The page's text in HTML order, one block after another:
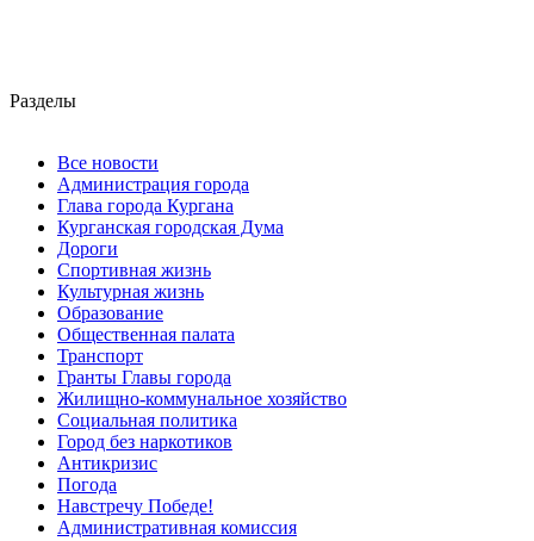
Разделы
Все новости
Администрация города
Глава города Кургана
Курганская городская Дума
Дороги
Спортивная жизнь
Культурная жизнь
Образование
Общественная палата
Транспорт
Гранты Главы города
Жилищно-коммунальное хозяйство
Социальная политика
Город без наркотиков
Антикризис
Погода
Навстречу Победе!
Административная комиссия